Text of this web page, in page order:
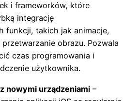
i frameworków, które
integrację
funkcji, takich jak animacje,
obrazu. Pozwala
czas programowania i
użytkownika.
nowymi urządzeniami –